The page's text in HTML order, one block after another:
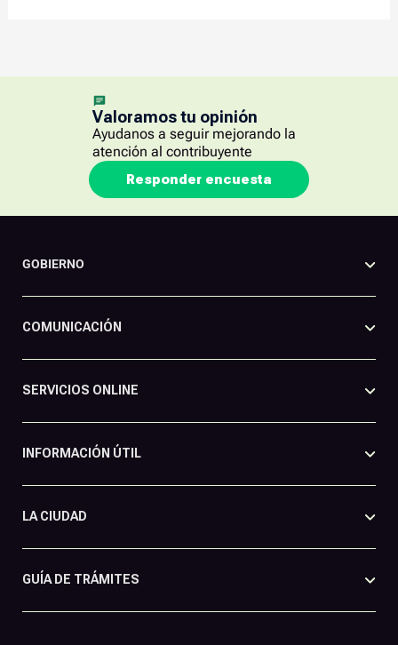
Valoramos tu opinión
Ayudanos a seguir mejorando la
atención al contribuyente
Responder encuesta
GOBIERNO
COMUNICACIÓN
SERVICIOS ONLINE
INFORMACIÓN ÚTIL
LA CIUDAD
GUÍA DE TRÁMITES